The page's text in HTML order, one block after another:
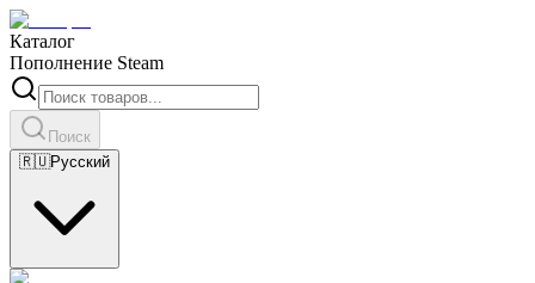
Каталог
Пополнение Steam
Поиск
🇷🇺Русский